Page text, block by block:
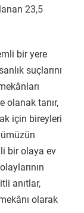
23,5
bir yere
suçlarını
olanak tanır,
için bireyleri
bir olaya ev
anıtlar,
olarak